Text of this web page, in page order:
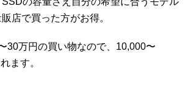
店で買った方がお得。
30万円の買い物なので、10,000〜
ます。